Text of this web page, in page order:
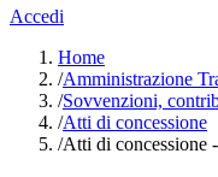
Accedi
Home
/Amministrazione
/Sovvenzioni,
/Atti di concessione
/Atti di concessione